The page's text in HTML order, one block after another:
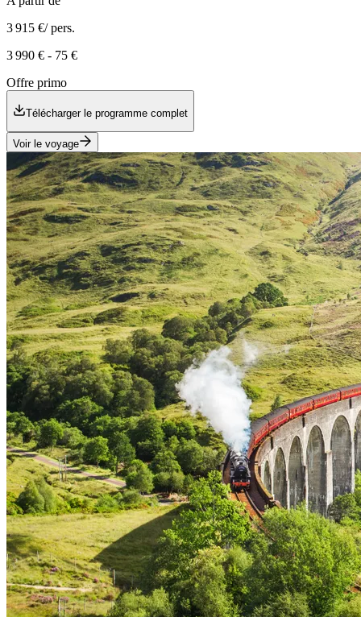
3 915 €/ pers.
3 990 € - 75 €
Offre primo
Télécharger le programme complet
Voir le voyage